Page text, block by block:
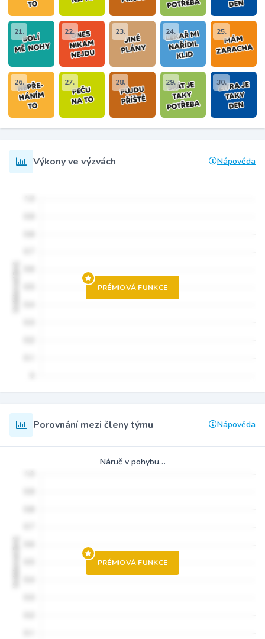
21. 22. 23. 24. 25.
26. 27. 28. 29. 30.
Výkony ve výzvách Nápověda
PRÉMIOVÁ FUNKCE
Porovnání mezi členy týmu Nápověda
Náruč v pohybu…
PRÉMIOVÁ FUNKCE